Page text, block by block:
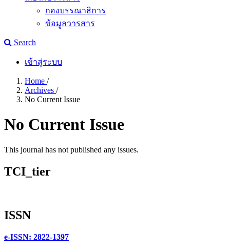
กองบรรณาธิการ
ข้อมูลวารสาร
Search
เข้าสู่ระบบ
Home /
Archives /
No Current Issue
No Current Issue
This journal has not published any issues.
TCI_tier
ISSN
e-ISSN: 2822-1397